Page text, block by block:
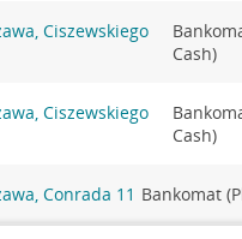
Ciszewskiego
Cash)
Ciszewskiego
Cash)
Conrada 11 Bankomat